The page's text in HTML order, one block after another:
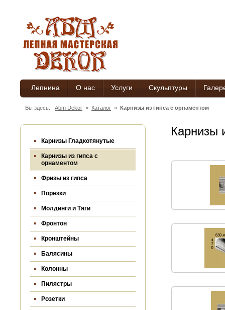
Лепнина О нас Услуги Скульптуры
Вы здесь: Abm Dekor » Каталог » Карнизы из гипса c орнаментом
Карнизы Гладкотянутые
Карнизы из гипса c
орнаментом
Фризы из гипса
Порезки
Молдинги и Тяги
Фронтон
Кронштейны
Балясины
Колонны
Пилястры
Розетки
Карнизы